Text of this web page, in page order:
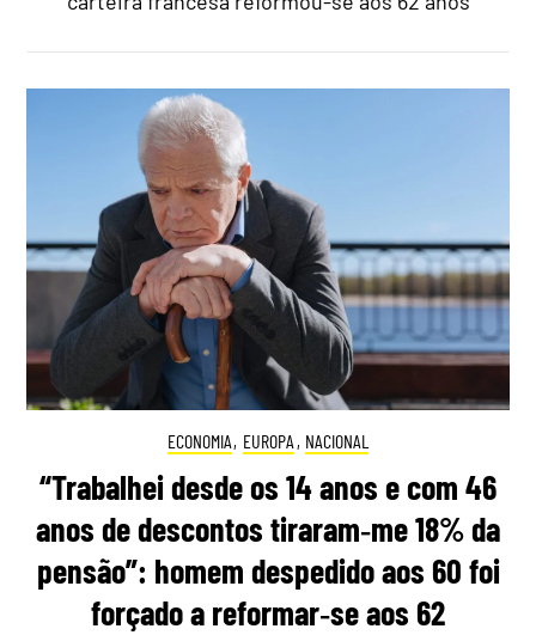
ECONOMIA, EUROPA , NACIONAL
“Trabalhei desde os 14 anos e com 46
anos de descontos tiraram‑me 18% da
pensão”: homem despedido aos 60 foi
forçado a reformar‑se aos 62